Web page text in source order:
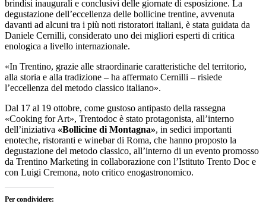
brindisi inaugurali e conclusivi delle giornate di esposizione. La
degustazione dell’eccellenza delle bollicine trentine, avvenuta
davanti ad alcuni tra i più noti ristoratori italiani, è stata guidata da
Daniele Cernilli, considerato uno dei migliori esperti di critica
enologica a livello internazionale.
«In Trentino, grazie alle straordinarie caratteristiche del territorio,
alla storia e alla tradizione – ha affermato Cernilli – risiede
l’eccellenza del metodo classico italiano».
Dal 17 al 19 ottobre, come gustoso antipasto della rassegna
«Cooking for Art», Trentodoc è stato protagonista, all’interno
dell’iniziativa «Bollicine di Montagna», in sedici importanti
enoteche, ristoranti e winebar di Roma, che hanno proposto la
degustazione del metodo classico, all’interno di un evento promosso
da Trentino Marketing in collaborazione con l’Istituto Trento Doc e
con Luigi Cremona, noto critico enogastronomico.
Per condividere: